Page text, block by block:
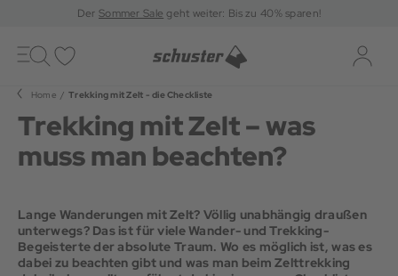
DerSommer Sale geht weiter: Bis zu 40% sparen!
Toggle
navigation
Home Trekking mit Zelt - die Checkliste
Trekking mit Zelt – was
muss man beachten?
Lange Wanderungen mit Zelt? Völlig unabhängig draußen
unterwegs? Das ist für viele Wander- und Trekking-
Begeisterte der absolute Traum. Wo es möglich ist, was es
dabei zu beachten gibt und was man beim Zelttrekking